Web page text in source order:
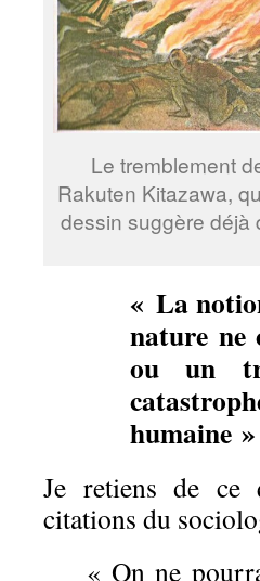
Le tremblement
Rakuten Kitazawa,
dessin suggère déjà
« La
nature ne
ou un
humaine »
Je retiens de ce
citations du
« On ne